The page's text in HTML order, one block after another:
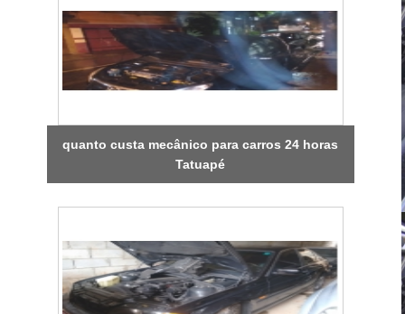
quanto custa mecânico para carros 24 horas
Tatuapé